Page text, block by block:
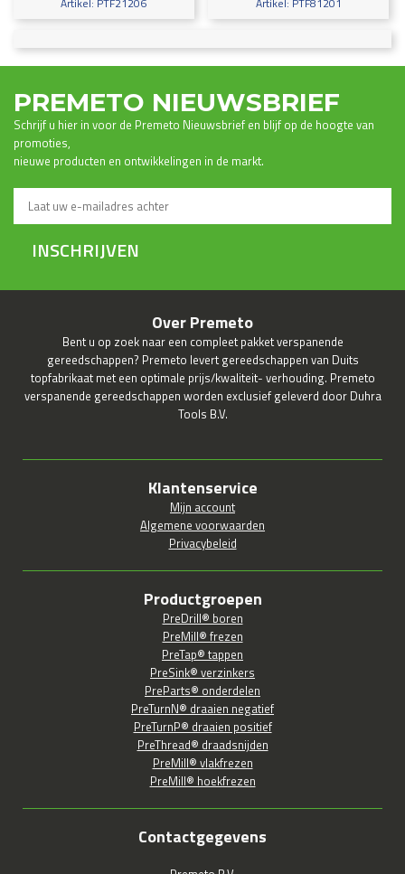
PREMETO NIEUWSBRIEF
Schrijf u hier in voor de Premeto Nieuwsbrief en blijf op de hoogte van
promoties,
nieuwe producten en ontwikkelingen in de markt.
INSCHRIJVEN
Over Premeto
Bent u op zoek naar een compleet pakket verspanende
gereedschappen? Premeto levert gereedschappen van Duits
topfabrikaat met een optimale prijs/kwaliteit- verhouding. Premeto
verspanende gereedschappen worden exclusief geleverd door Duhra
Tools B.V.
Klantenservice
Mijn account
Algemene voorwaarden
Privacybeleid
Productgroepen
PreDrill® boren
PreMill® frezen
PreTap® tappen
PreSink® verzinkers
PreParts® onderdelen
PreTurnN® draaien negatief
PreTurnP® draaien positief
PreThread® draadsnijden
PreMill® vlakfrezen
PreMill® hoekfrezen
Contactgegevens